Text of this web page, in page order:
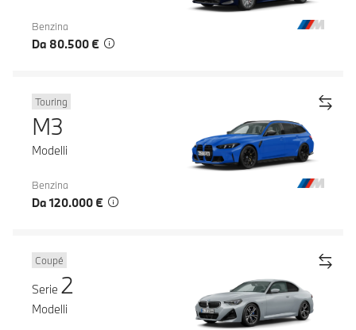
Benzina
Da 80.500 €
Touring
M3
Modelli
Benzina
Da 120.000 €
Coupé
Serie 2
Modelli